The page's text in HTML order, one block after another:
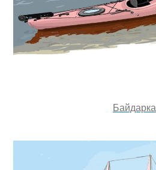
Байдарка